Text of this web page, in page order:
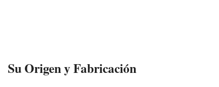
Su Origen y Fabricación